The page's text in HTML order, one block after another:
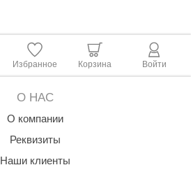
Избранное Корзина Войти
О НАС
О компании
Реквизиты
Наши клиенты